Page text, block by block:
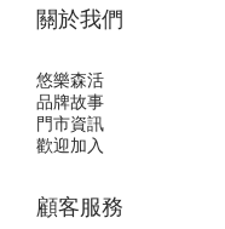
關於我們
悠樂森活
品牌故事
門市資訊
歡迎加入
顧客服務